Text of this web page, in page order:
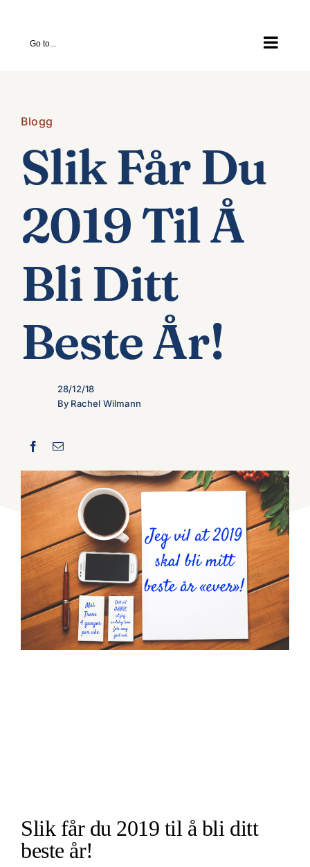
content
Go to...
Blogg
Slik Får Du
2019 Til Å
Bli Ditt
Beste År!
28/12/18
By Rachel Wilmann
Slik får du 2019 til å bli ditt
beste år!